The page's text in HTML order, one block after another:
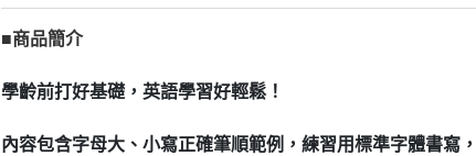
■商品簡介
學齡前打好基礎，英語學習好輕鬆！
內容包含字母大、小寫正確筆順範例，練習用標準字體書寫